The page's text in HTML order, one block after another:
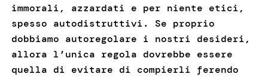
immorali, azzardati e per niente etici,
spesso autodistruttivi. Se proprio
dobbiamo autoregolare i nostri desideri,
allora l’unica regola dovrebbe essere
quella di evitare di compierli ferendo